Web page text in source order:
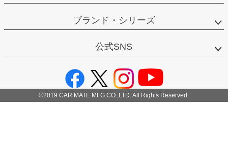
ブランド・シリーズ
公式SNS
©2019 CAR MATE MFG.CO.,LTD. All Rights Reserved.